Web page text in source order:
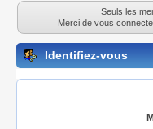
Seuls les
Merci de vous
Identifiez-vous